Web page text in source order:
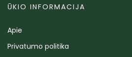
ŪKIO INFORMACIJA
Apie
Privatumo politika